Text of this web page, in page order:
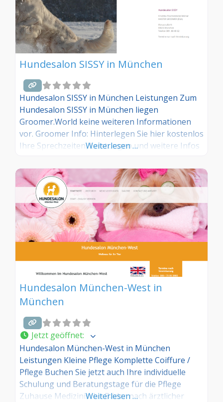
Hundesalon SISSY in München
Hundesalon SISSY in München Leistungen Zum
Hundesalon SISSY in München liegen
Groomer.World keine weiteren Informationen
vor. Groomer Info: Hinterlegen Sie hier kostenlos
Ihre Sprechzeiten, Leistungen und weitere Infos
Hundesalons? Dann teilen Sie Ihre Erfahrungen
über die Kommentarfunktion unten mit anderen
Hundebesitzer/innen!
Weiterlesen …
Hundesalon München-West in
München
Jetzt geöffnet:
Hundesalon München-West in München
Leistungen Kleine Pflege Komplette Coiffure /
Pflege Buchen Sie jetzt auch Ihre individuelle
Schulung und Beratungstage für die Pflege
Zuhause Medizinische Bäder nach ärztlicher
Weiterlesen …